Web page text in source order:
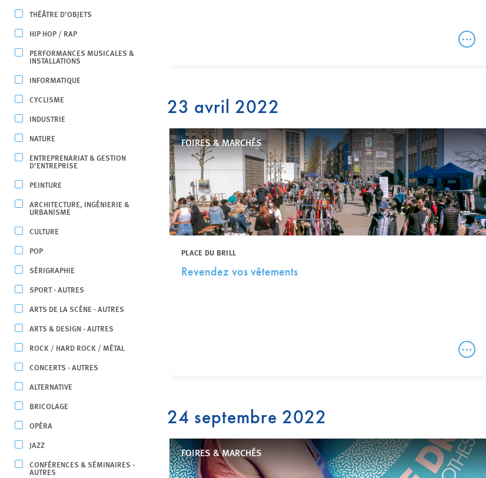
THÉÂTRE D’OBJETS
HIP HOP / RAP
PERFORMANCES MUSICALES &
INSTALLATIONS
INFORMATIQUE
CYCLISME
INDUSTRIE
NATURE
ENTREPRENARIAT & GESTION
D’ENTREPRISE
PEINTURE
ARCHITECTURE, INGÉNIERIE &
URBANISME
CULTURE
POP
SÉRIGRAPHIE
SPORT - AUTRES
ARTS DE LA SCÈNE - AUTRES
ARTS & DESIGN - AUTRES
ROCK / HARD ROCK / MÉTAL
CONCERTS - AUTRES
ALTERNATIVE
BRICOLAGE
OPÉRA
JAZZ
CONFÉRENCES & SÉMINAIRES -
AUTRES
23 avril 2022
FOIRES & MARCHÉS
PLACE DU BRILL
Revendez vos vêtements
24 septembre 2022
FOIRES & MARCHÉS